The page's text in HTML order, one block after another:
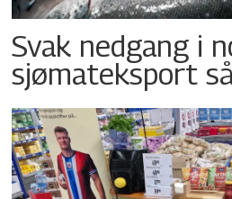
Svak nedgang i
sjømateksport